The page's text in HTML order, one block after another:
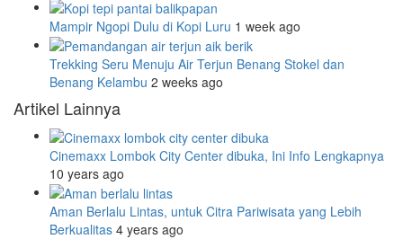
Mampir Ngopi Dulu di Kopi Luru 1 week ago
Trekking Seru Menuju Air Terjun Benang Stokel dan
Benang Kelambu 2 weeks ago
Artikel Lainnya
Cinemaxx Lombok City Center dibuka, Ini Info Lengkapnya
10 years ago
Aman Berlalu Lintas, untuk Citra Pariwisata yang Lebih
Berkualitas 4 years ago